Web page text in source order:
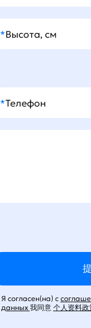
*Высота, см
*Телефон
Я согласен(на) с
данных 我同意 个人资料政